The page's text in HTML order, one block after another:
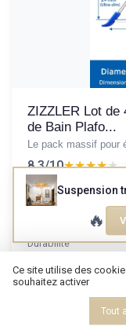
ZIZZLER Lot de
de Bain Plafo...
Le pack massif
8.3/10★★★★★
★★★★★
Rapport qualité-prix
Design
Durabilite
🔥
Ce site utilise des
souhaitez activer
Tout